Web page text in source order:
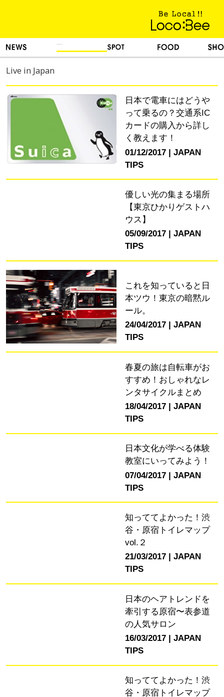
Live in Japan
日本で電車にはどうや
って乗るの？交通系IC
カードの購入から詳し
く教えます！
01/12/2017
JAPAN
TIPS
優しい光の集まる場所
【東京ひかりゲストハ
ウス】
05/09/2017
JAPAN
TIPS
これを知っていると日
本ツウ！東京の暗黙ル
ール。
24/04/2017
JAPAN
TIPS
春夏の旅は自転車がお
すすめ！おしゃれなレ
ンタサイクルまとめ
18/04/2017
JAPAN
TIPS
日本文化が学べる体験
教室にいってみよう！
07/04/2017
JAPAN
TIPS
知っててよかった！渋
谷・原宿トイレマップ
vol.２
21/03/2017
JAPAN
TIPS
日本のヘアトレンドを
牽引する原宿〜表参道
の人気サロン
16/03/2017
JAPAN
TIPS
知っててよかった！渋
谷・原宿トイレマップ